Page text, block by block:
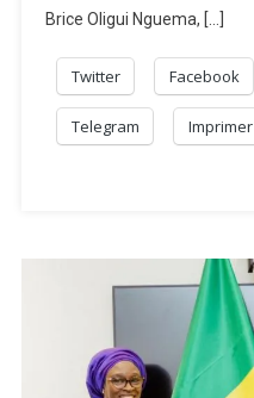
Brice Oligui Nguema, […]
Twitter Facebook
Telegram Imprimer